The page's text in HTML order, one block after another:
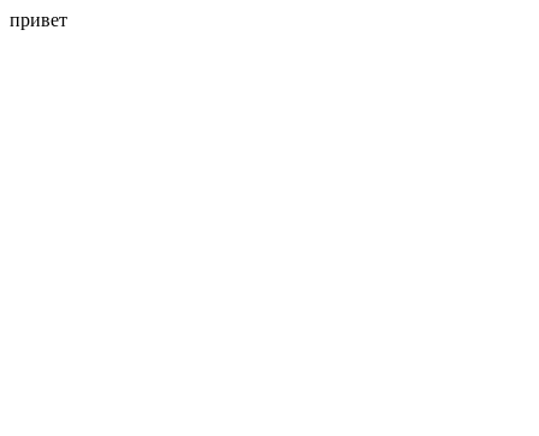
привет